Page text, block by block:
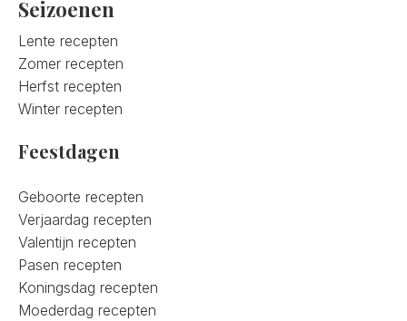
Seizoenen
Lente recepten
Zomer recepten
Herfst recepten
Winter recepten
Feestdagen
Geboorte recepten
Verjaardag recepten
Valentijn recepten
Pasen recepten
Koningsdag recepten
Moederdag recepten